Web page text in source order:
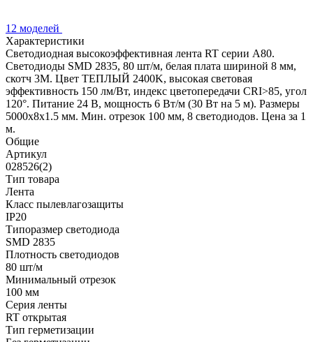
12 моделей
Характеристики
Светодиодная высокоэффективная лента RT серии A80.
Светодиоды SMD 2835, 80 шт/м, белая плата шириной 8 мм,
скотч 3M. Цвет ТЕПЛЫЙ 2400K, высокая световая
эффективность 150 лм/Вт, индекс цветопередачи CRI>85, угол
120°. Питание 24 В, мощность 6 Вт/м (30 Вт на 5 м). Размеры
5000x8x1.5 мм. Мин. отрезок 100 мм, 8 светодиодов. Цена за 1
м.
Общие
Артикул
028526(2)
Тип товара
Лента
Класс пылевлагозащиты
IP20
Типоразмер светодиода
SMD 2835
Плотность светодиодов
80 шт/м
Минимальный отрезок
100 мм
Серия ленты
RT открытая
Тип герметизации